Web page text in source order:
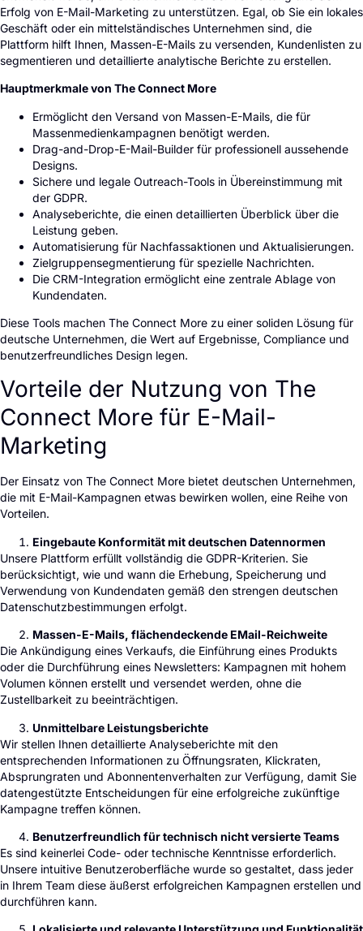
Erfolg von E-Mail-Marketing zu unterstützen. Egal, ob Sie ein lokales
Geschäft oder ein mittelständisches Unternehmen sind, die
Plattform hilft Ihnen, Massen-E-Mails zu versenden, Kundenlisten zu
segmentieren und detaillierte analytische Berichte zu erstellen.
Hauptmerkmale von The Connect More
Ermöglicht den Versand von Massen-E-Mails, die für
Massenmedienkampagnen benötigt werden.
Drag-and-Drop-E-Mail-Builder für professionell aussehende
Designs.
Sichere und legale Outreach-Tools in Übereinstimmung mit
der GDPR.
Analyseberichte, die einen detaillierten Überblick über die
Leistung geben.
Automatisierung für Nachfassaktionen und Aktualisierungen.
Zielgruppensegmentierung für spezielle Nachrichten.
Die CRM-Integration ermöglicht eine zentrale Ablage von
Kundendaten.
Diese Tools machen The Connect More zu einer soliden Lösung für
deutsche Unternehmen, die Wert auf Ergebnisse, Compliance und
benutzerfreundliches Design legen.
Vorteile der Nutzung von The
Connect More für E-Mail-
Marketing
Der Einsatz von The Connect More bietet deutschen Unternehmen,
die mit E-Mail-Kampagnen etwas bewirken wollen, eine Reihe von
Vorteilen.
Eingebaute Konformität mit deutschen Datennormen
Unsere Plattform erfüllt vollständig die GDPR-Kriterien. Sie
berücksichtigt, wie und wann die Erhebung, Speicherung und
Verwendung von Kundendaten gemäß den strengen deutschen
Datenschutzbestimmungen erfolgt.
Massen-E-Mails, flächendeckende EMail-Reichweite
Die Ankündigung eines Verkaufs, die Einführung eines Produkts
oder die Durchführung eines Newsletters: Kampagnen mit hohem
Volumen können erstellt und versendet werden, ohne die
Zustellbarkeit zu beeinträchtigen.
Unmittelbare Leistungsberichte
Wir stellen Ihnen detaillierte Analyseberichte mit den
entsprechenden Informationen zu Öffnungsraten, Klickraten,
Absprungraten und Abonnentenverhalten zur Verfügung, damit Sie
datengestützte Entscheidungen für eine erfolgreiche zukünftige
Kampagne treffen können.
Benutzerfreundlich für technisch nicht versierte Teams
Es sind keinerlei Code- oder technische Kenntnisse erforderlich.
Unsere intuitive Benutzeroberfläche wurde so gestaltet, dass jeder
in Ihrem Team diese äußerst erfolgreichen Kampagnen erstellen und
durchführen kann.